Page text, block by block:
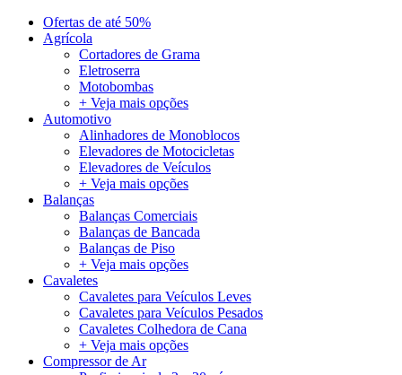
Ofertas de até 50%
Agrícola
Cortadores de Grama
Eletroserra
Motobombas
+ Veja mais opções
Automotivo
Alinhadores de Monoblocos
Elevadores de Motocicletas
Elevadores de Veículos
+ Veja mais opções
Balanças
Balanças Comerciais
Balanças de Bancada
Balanças de Piso
+ Veja mais opções
Cavaletes
Cavaletes para Veículos Leves
Cavaletes para Veículos Pesados
Cavaletes Colhedora de Cana
+ Veja mais opções
Compressor de Ar